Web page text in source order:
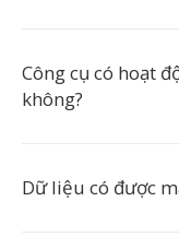
Công cụ có hoạt
không?
Dữ liệu có được